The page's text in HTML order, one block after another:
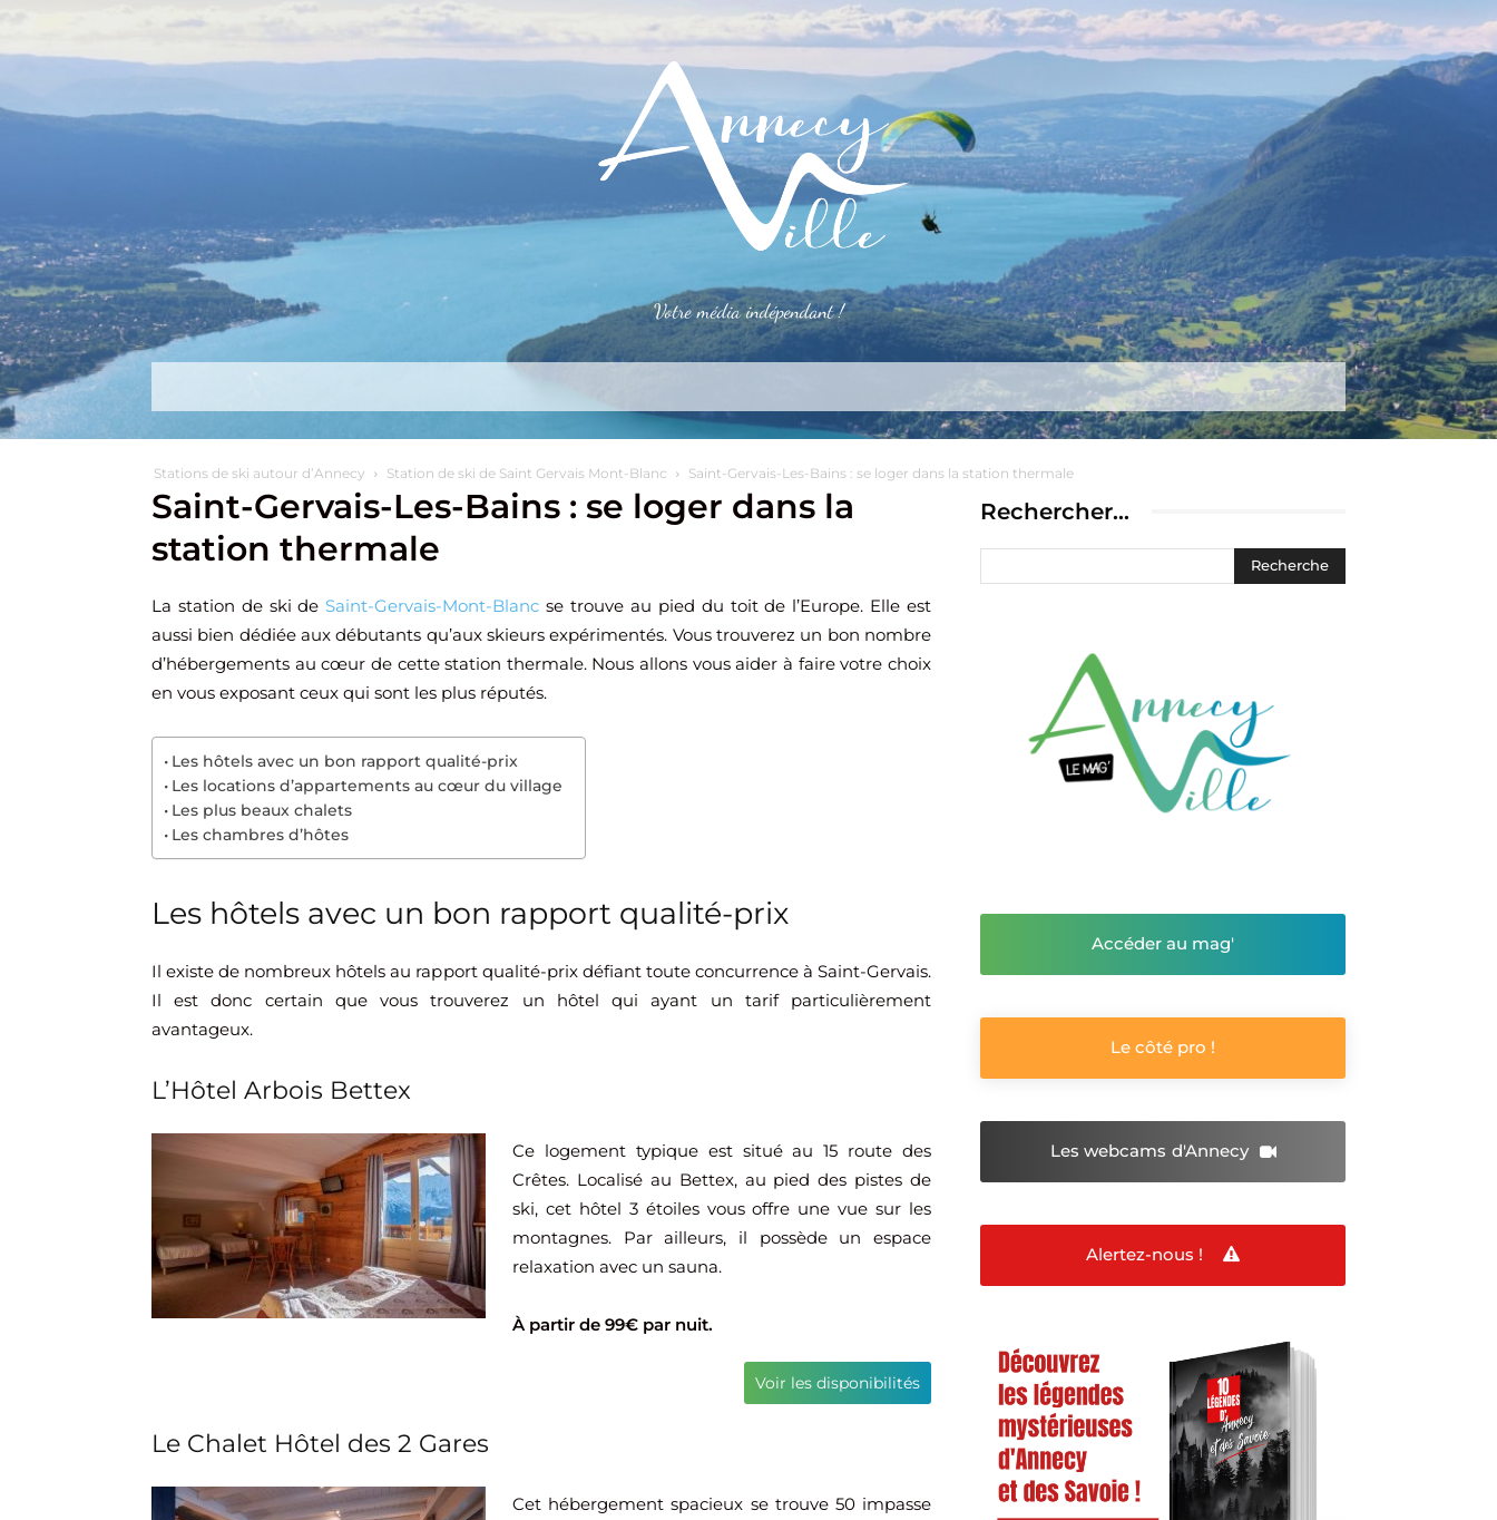
Votre média indépendant !
Alertez-nous Plus
Stations de ski autour d’Annecy Station de ski de Saint Gervais Mont-Blanc Saint-Gervais-Les-Bains : se loger dans la station thermale
Saint-Gervais-Les-Bains : se loger dans la
station thermale
La station de ski de Saint-Gervais-Mont-Blanc se trouve au pied du toit de l’Europe. Elle est
aussi bien dédiée aux débutants qu’aux skieurs expérimentés. Vous trouverez un bon nombre
d’hébergements au cœur de cette station thermale. Nous allons vous aider à faire votre choix
en vous exposant ceux qui sont les plus réputés.
Les hôtels avec un bon rapport qualité-prix
Les locations d’appartements au cœur du village
Les plus beaux chalets
Les chambres d’hôtes
Les hôtels avec un bon rapport qualité-prix
Il existe de nombreux hôtels au rapport qualité-prix défiant toute concurrence à Saint-Gervais.
Il est donc certain que vous trouverez un hôtel qui ayant un tarif particulièrement
avantageux.
L’Hôtel Arbois Bettex
Ce logement typique est situé au 15 route des
Crêtes. Localisé au Bettex, au pied des pistes de
ski, cet hôtel 3 étoiles vous offre une vue sur les
montagnes. Par ailleurs, il possède un espace
relaxation avec un sauna.
À partir de 99€ par nuit.
Voir les disponibilités
Le Chalet Hôtel des 2 Gares
Cet hébergement spacieux se trouve 50 impasse
Rechercher…
Accéder au mag'
Le côté pro !
Les webcams d'Annecy
Alertez-nous !